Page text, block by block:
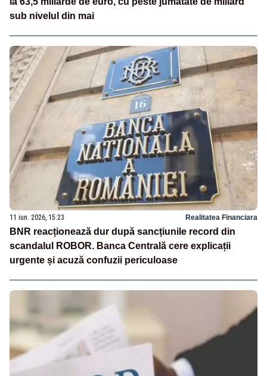
sub nivelul din mai
11 iun. 2026, 15:23 Realitatea Financiara
BNR reacționează dur după sancțiunile record din
scandalul ROBOR. Banca Centrală cere explicații
urgente și acuză confuzii periculoase